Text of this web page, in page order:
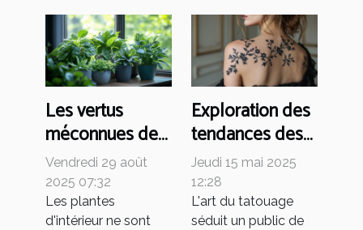
Les vertus
méconnues des
plantes
d'intérieur
Vendredi 29 août
2025 07:32
Les plantes
d'intérieur ne sont
Exploration des
tendances des
tatouages
minimalistes
pour femmes
Jeudi 15 mai 2025
12:28
L'art du tatouage
séduit un public de